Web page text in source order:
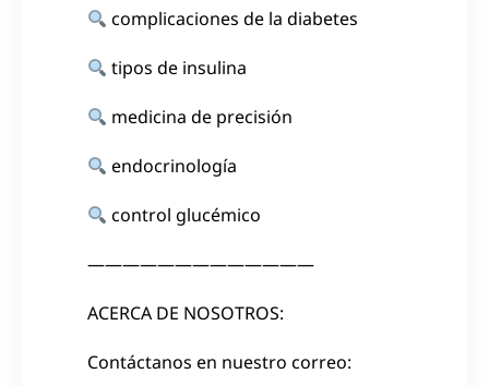
complicaciones de la diabetes
tipos de insulina
medicina de precisión
endocrinología
control glucémico
—————————————
ACERCA DE NOSOTROS:
Contáctanos en nuestro correo: